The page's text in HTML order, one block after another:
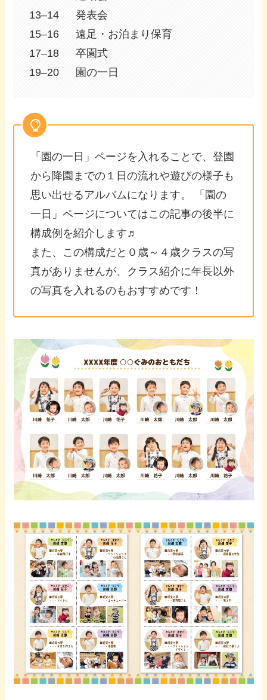
13–14 発表会
15–16 遠足・お泊まり保育
17–18 卒園式
19–20 園の一日
「園の一日」ページを入れることで、登園
から降園までの１日の流れや遊びの様子も
思い出せるアルバムになります。 「園の
一日」ページについてはこの記事の後半に
構成例を紹介します♬
また、この構成だと０歳～４歳クラスの写
真がありませんが、クラス紹介に年長以外
の写真を入れるのもおすすめです！